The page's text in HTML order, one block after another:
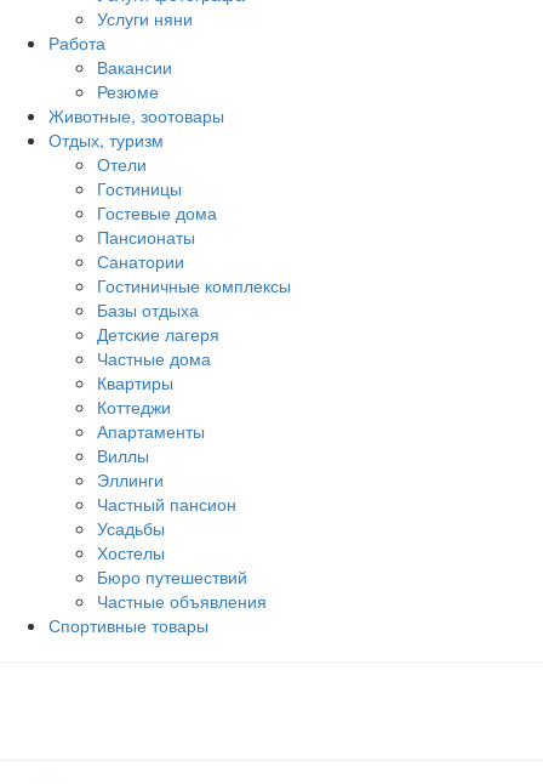
Услуги няни
Работа
Вакансии
Резюме
Животные, зоотовары
Отдых, туризм
Отели
Гостиницы
Гостевые дома
Пансионаты
Санатории
Гостиничные комплексы
Базы отдыха
Детские лагеря
Частные дома
Квартиры
Коттеджи
Апартаменты
Виллы
Эллинги
Частный пансион
Усадьбы
Хостелы
Бюро путешествий
Частные объявления
Спортивные товары